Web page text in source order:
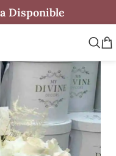
Disponible